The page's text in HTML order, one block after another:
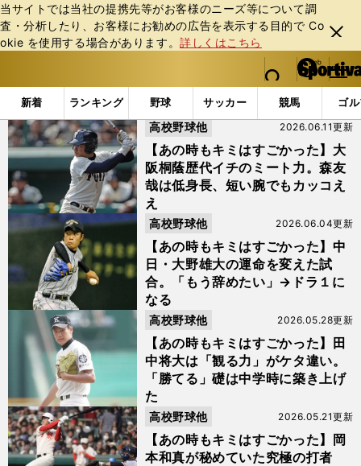
当サイトでは当社の提携先等がお客様のニーズ等について調
査・分析したり、お客様にお勧めの広告を表⽰する⽬的で Co
okie を使⽤する場合があります。詳しくはこちら
閉じ
る
web Sportiva (webスポルティーバ)
検索
マイペ
ー
ジ
メニュ
新着 ランキング 野球 サッカー 競馬 ゴ
b
ス
ポ
ル
テ
ィ
ー
バ
「あの時もキミはすごかった」の検索結果
【あの時もキミはすごかった】大
阪桐蔭歴代イチのミート力。森友
哉は低身長、短い腕でもカッコえ
え
2026.06.11更新
高校野球他
【あの時もキミはすごかった】中
日・大野雄大の運命を変えた試
合。「もう辞めたい」→ドラ１に
なる
2026.06.04更新
高校野球他
【あの時もキミはすごかった】田
中将大は「観る力」がケタ違い。
「勝てる」礎は中学時に築き上げ
た
2026.05.28更新
高校野球他
【あの時もキミはすごかった】岡
本和真が秘めていた究極の打者
2026.05.21更新
高校野球他